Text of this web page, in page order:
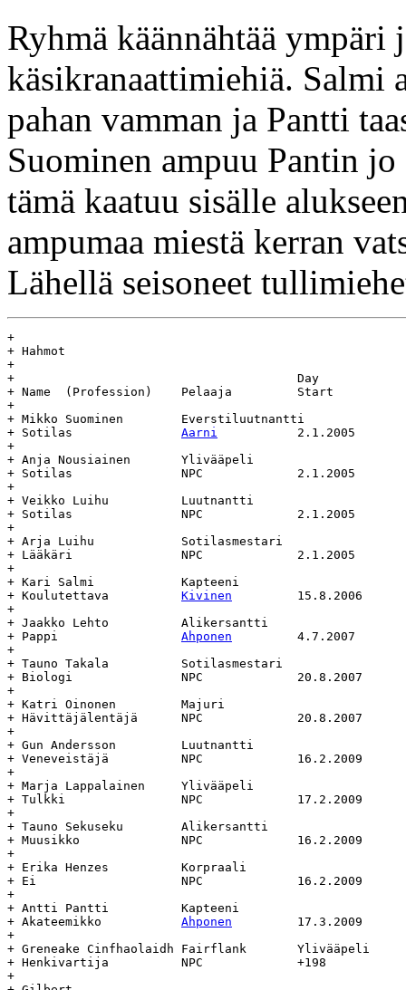
Ryhmä käännähtää ympäri
käsikranaattimiehiä. Salmi
pahan vamman ja Pantti
Suominen ampuu Pantin
tämä kaatuu sisälle
ampumaa miestä kerran
Lähellä seisoneet
+
+ Hahmot
+
+					Day				Age
+ Name	(Profession)	Pelaaja		Start		End		(days)
+
+ Mikko Suominen	Everstiluutnantti		Everstiluutnantti
Aarni
+
+ Anja Nousiainen	Ylivääpeli			Ylivääpeli
+ Sotilas		NPC		2.1.2005	-		-
+
+ Veikko Luihu		Luutnantti			Luutnantti
+ Sotilas		NPC		2.1.2005	-		-
+
+ Arja Luihu		Sotilasmestari			Sotilasmestari
+ Lääkäri		NPC		2.1.2005	-		-
+
+ Kari Salmi		Kapteeni			Kapteeni
Kivinen
+
+ Jaakko Lehto 		Alikersantti			Alikersantti
Ahponen
+
+ Tauno Takala		Sotilasmestari			Sotilasmestari
+ Biologi		NPC		20.8.2007	-		-
+
+ Katri Oinonen		Majuri				Majuri
+ Hävittäjälentäjä	NPC		20.8.2007	-		-
+
+ Gun Andersson		Luutnantti			Luutnantti
+ Veneveistäjä		NPC		16.2.2009	-		-
+
+ Marja Lappalainen	Ylivääpeli			Ylivääpeli
+ Tulkki		NPC		17.2.2009	-		-
+
+ Tauno Sekuseku	Alikersantti			Alikersantti
+ Muusikko		NPC		16.2.2009	-		-
+
+ Erika Henzes		Korpraali			Korpraali
+ Ei			NPC		16.2.2009	-		-
+
+ Antti Pantti		Kapteeni			Kapteeni
Ahponen
+
+ Greneake Cinfhaolaidh Fairflank	Ylivääpeli	Ylivääpeli
+ Henkivartija		NPC		+198		-		-
+